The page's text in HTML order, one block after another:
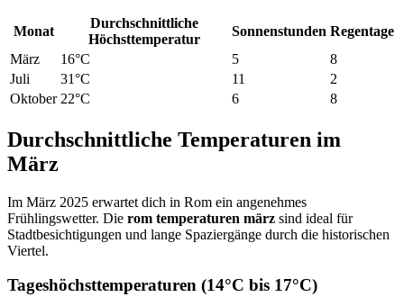
Monat
Durchschnittliche
Höchsttemperatur
Sonnenstunden Regentage
März
16°C 5
8
Juli
31°C 11
2
Oktober 22°C 6 8
Durchschnittliche Temperaturen im
März
Im März 2025 erwartet dich in Rom ein angenehmes
Frühlingswetter. Die rom temperaturen märz sind ideal für
Stadtbesichtigungen und lange Spaziergänge durch die historischen
Viertel.
Tageshöchsttemperaturen (14°C bis 17°C)